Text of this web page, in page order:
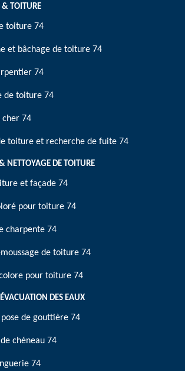
& TOITURE
toiture 74
et bâchage de toiture 74
74
de toiture 74
cher 74
toiture et recherche de fuite 74
NETTOYAGE DE TOITURE
et façade 74
pour toiture 74
charpente 74
de toiture 74
pour toiture 74
DES EAUX
de gouttière 74
chéneau 74
74